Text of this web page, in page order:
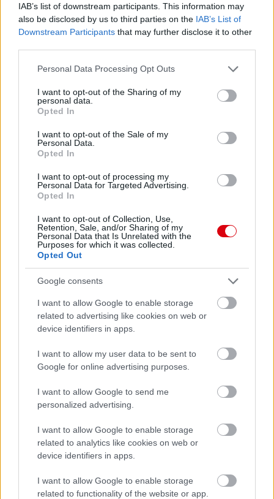
IAB’s list of downstream participants. This information may
also be disclosed by us to third parties on the IAB’s List of
Downstream Participants that may further disclose it to other
Please note that this website/app uses one or more Google
not limited to your visit or usage behaviour. You may click to
grant or deny consent to Google and its third-party tags to
use your data for below specified purposes in below Google
consent section.
Personal Data Processing Opt Outs
I want to opt-out of the Sharing of my
personal data.
Opted In
I want to opt-out of the Sale of my
Personal Data.
Opted In
I want to opt-out of processing my
Personal Data for Targeted Advertising.
Opted In
I want to opt-out of Collection, Use,
Retention, Sale, and/or Sharing of my
Personal Data that Is Unrelated with the
Purposes for which it was collected.
Opted Out
Google consents
I want to allow Google to enable storage
related to advertising like cookies on web or
device identifiers in apps.
I want to allow my user data to be sent to
Google for online advertising purposes.
I want to allow Google to send me
personalized advertising.
I want to allow Google to enable storage
related to analytics like cookies on web or
device identifiers in apps.
I want to allow Google to enable storage
related to functionality of the website or app.
HIVATALOS: A UNITED
BRIGHTON & HOVE ALBION
0-3 MANCHESTER UNITED
JÁTÉKOSA A PREMIER
LEAGUE-BEN